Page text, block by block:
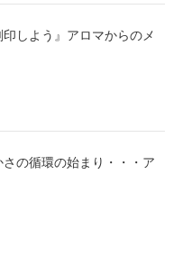
印しよう』アロマからのメ
の循環の始まり・・・ア